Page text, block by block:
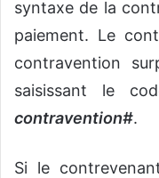
syntaxe de la
paiement. Le
contravention
saisissant le
contravention#.
Si le